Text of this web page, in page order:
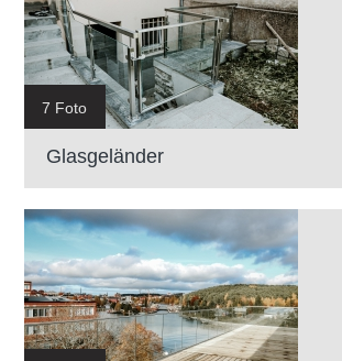
7 Foto
Glasgeländer